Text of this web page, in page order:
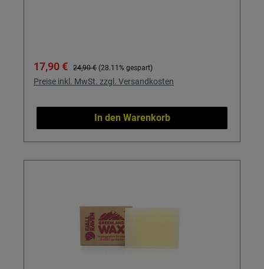
Verkaufspreis:
17,90 € Regulärer Preis:
24,90 € (28.11% gespart)
Preise inkl. MwSt. zzgl. Versandkosten
In den Warenkorb